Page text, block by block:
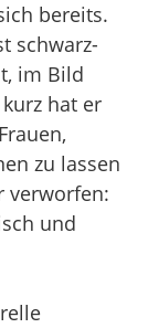
bereits.
schwarz-
im Bild
hat er
zu lassen
verworfen:
und